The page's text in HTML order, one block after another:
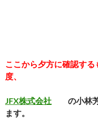
ここから夕方に確認す
度、
JFX株式会社 の小林芳
ます。